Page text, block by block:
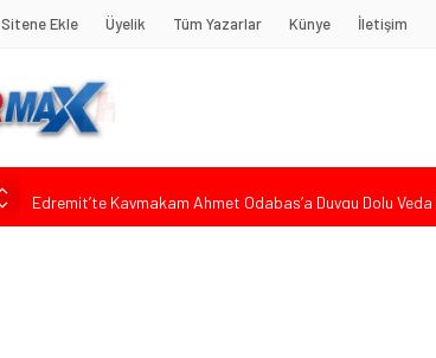
Sitene Ekle Üyelik Tüm Yazarlar Künye İletişim
Edremit’te Kaymakam Ahmet Odabaş’a Duygu Dolu Veda
Tarihçi Yusuf Halaçoğlu’ndan TBMM’ye Sunulan Yasa